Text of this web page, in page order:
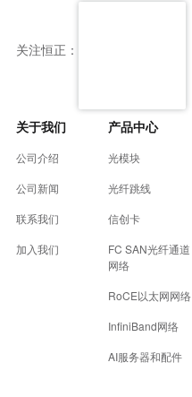
关注恒正：
关于我们
公司介绍
公司新闻
联系我们
加入我们
产品中心
光模块
光纤跳线
信创卡
FC SAN光纤通道
网络
RoCE以太网网络
InfiniBand网络
AI服务器和配件